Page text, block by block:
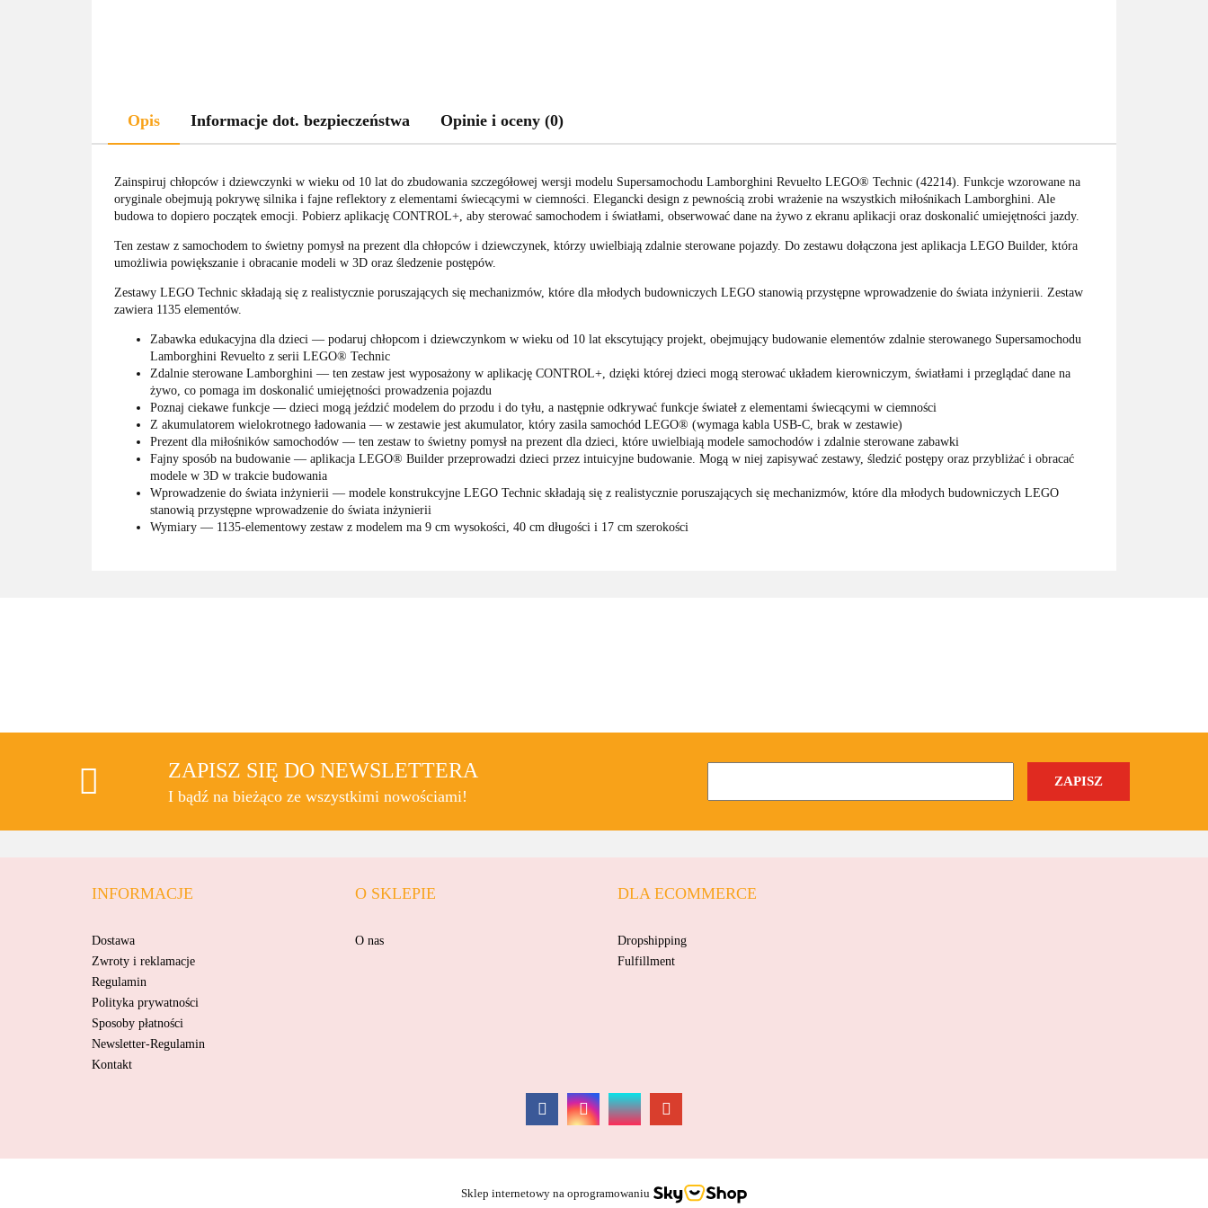
Opis Informacje dot. bezpieczeństwa Opinie i oceny (0)
Zainspiruj chłopców i dziewczynki w wieku od 10 lat do zbudowania szczegółowej wersji modelu Supersamochodu Lamborghini Revuelto LEGO® Technic (42214). Funkcje wzorowane na
oryginale obejmują pokrywę silnika i fajne reflektory z elementami świecącymi w ciemności. Elegancki design z pewnością zrobi wrażenie na wszystkich miłośnikach Lamborghini. Ale
budowa to dopiero początek emocji. Pobierz aplikację CONTROL+, aby sterować samochodem i światłami, obserwować dane na żywo z ekranu aplikacji oraz doskonalić umiejętności jazdy.
Ten zestaw z samochodem to świetny pomysł na prezent dla chłopców i dziewczynek, którzy uwielbiają zdalnie sterowane pojazdy. Do zestawu dołączona jest aplikacja LEGO Builder, która
umożliwia powiększanie i obracanie modeli w 3D oraz śledzenie postępów.
Zestawy LEGO Technic składają się z realistycznie poruszających się mechanizmów, które dla młodych budowniczych LEGO stanowią przystępne wprowadzenie do świata inżynierii. Zestaw
zawiera 1135 elementów.
Zabawka edukacyjna dla dzieci — podaruj chłopcom i dziewczynkom w wieku od 10 lat ekscytujący projekt, obejmujący budowanie elementów zdalnie sterowanego Supersamochodu
Lamborghini Revuelto z serii LEGO® Technic
Zdalnie sterowane Lamborghini — ten zestaw jest wyposażony w aplikację CONTROL+, dzięki której dzieci mogą sterować układem kierowniczym, światłami i przeglądać dane na
żywo, co pomaga im doskonalić umiejętności prowadzenia pojazdu
Poznaj ciekawe funkcje — dzieci mogą jeździć modelem do przodu i do tyłu, a następnie odkrywać funkcje świateł z elementami świecącymi w ciemności
Z akumulatorem wielokrotnego ładowania — w zestawie jest akumulator, który zasila samochód LEGO® (wymaga kabla USB-C, brak w zestawie)
Prezent dla miłośników samochodów — ten zestaw to świetny pomysł na prezent dla dzieci, które uwielbiają modele samochodów i zdalnie sterowane zabawki
Fajny sposób na budowanie — aplikacja LEGO® Builder przeprowadzi dzieci przez intuicyjne budowanie. Mogą w niej zapisywać zestawy, śledzić postępy oraz przybliżać i obracać
modele w 3D w trakcie budowania
Wprowadzenie do świata inżynierii — modele konstrukcyjne LEGO Technic składają się z realistycznie poruszających się mechanizmów, które dla młodych budowniczych LEGO
stanowią przystępne wprowadzenie do świata inżynierii
Wymiary — 1135-elementowy zestaw z modelem ma 9 cm wysokości, 40 cm długości i 17 cm szerokości
AKSJOMAT
ZAPISZ SIĘ DO NEWSLETTERA
I bądź na bieżąco ze wszystkimi nowościami!
INFORMACJE
Dostawa
Zwroty i reklamacje
Regulamin
Polityka prywatności
Sposoby płatności
Newsletter-Regulamin
Kontakt
O SKLEPIE
O nas
DLA ECOMMERCE
Dropshipping
Fulfillment
Sklep internetowy na oprogramowaniu